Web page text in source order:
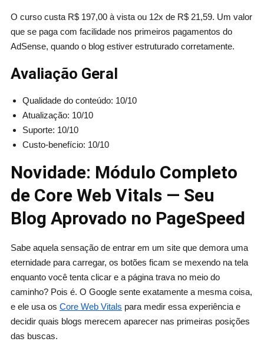
O curso custa R$ 197,00 à vista ou 12x de R$ 21,59. Um valor
que se paga com facilidade nos primeiros pagamentos do
AdSense, quando o blog estiver estruturado corretamente.
Avaliação Geral
Qualidade do conteúdo: 10/10
Atualização: 10/10
Suporte: 10/10
Custo-benefício: 10/10
Novidade: Módulo Completo
de Core Web Vitals — Seu
Blog Aprovado no PageSpeed
Sabe aquela sensação de entrar em um site que demora uma
eternidade para carregar, os botões ficam se mexendo na tela
enquanto você tenta clicar e a página trava no meio do
caminho? Pois é. O Google sente exatamente a mesma coisa,
e ele usa os Core Web Vitals para medir essa experiência e
decidir quais blogs merecem aparecer nas primeiras posições
das buscas.